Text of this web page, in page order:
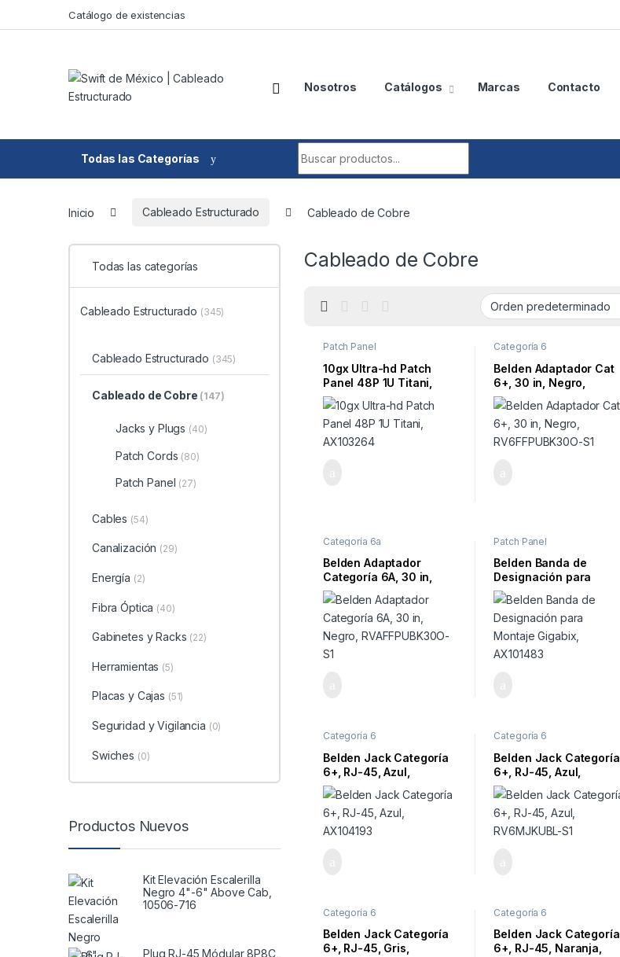
Skip to navigationCatálogo de existencias
Nosotros Catálogos Marcas Contacto
Todas las Categorías
Inicio Cableado Estructurado Cableado de Cobre
Cableado de Cobre
Patch Panel
10gx Ultra-hd Patch
Panel 48P 1U Titani,
AX103264
Categoría 6
Belden Adaptador Cat
6+, 30 in, Negro,
RV6FFPUBK30O-S1
Categoría 6a
Belden Adaptador
Categoría 6A, 30 in,
Negro, RVAFFPUBK30O-
S1
Patch Panel
Belden Banda de
Designación para
Montaje Gigabix,
AX101483
Categoría 6
Belden Jack Categoría
6+, RJ-45, Azul,
AX104193
Categoría 6
Belden Jack Categoría
6+, RJ-45, Azul,
RV6MJKUBL-S1
Categoría 6
Belden Jack Categoría
6+, RJ-45, Gris,
Categoría 6
Belden Jack Categoría
6+, RJ-45, Naranja,
Todas las categorías
Cableado Estructurado (345)
Cableado Estructurado (345)
Cableado de Cobre (147)
Jacks y Plugs (40)
Patch Cords (80)
Patch Panel (27)
Cables (54)
Canalización (29)
Energía (2)
Fibra Óptica (40)
Gabinetes y Racks (22)
Herramientas (5)
Placas y Cajas (51)
Seguridad y Vigilancia (0)
Swiches (0)
Productos Nuevos
Kit Elevación Escalerilla
Negro 4"-6" Above Cab,
10506-716
Plug RJ-45 Módular 8P8C,